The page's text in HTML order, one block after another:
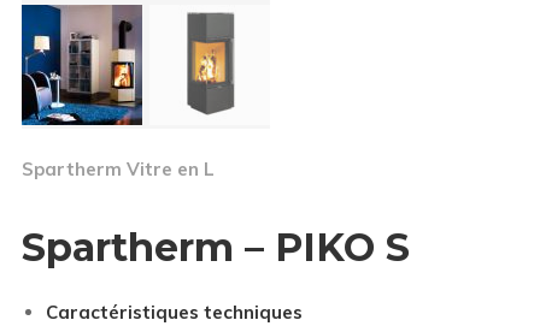
Spartherm Vitre en L
Spartherm – PIKO S
Caractéristiques techniques